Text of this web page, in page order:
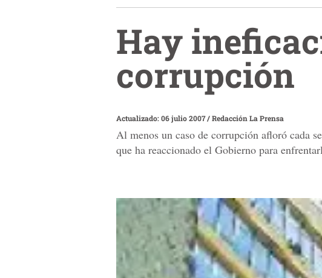
Hay
corrupción
Actualizado: 06 julio 2007/Redacción La Prensa
Al menos un caso de corrupción afloró cada
que ha reaccionado el Gobierno para